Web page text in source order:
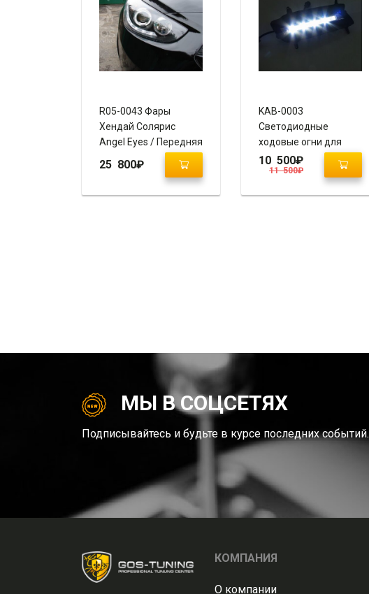
R05-0043 Фары
Хендай Солярис
Angel Eyes / Передняя
25 800₽
KAB-0003
Светодиодные
ходовые огни для
Hyundai Grand Starex /
H1 вместо
11 500₽
10 500₽
МЫ В СОЦСЕТЯХ
Подписывайтесь и будьте в курсе последних событий.
КОМПАНИЯ
О компании